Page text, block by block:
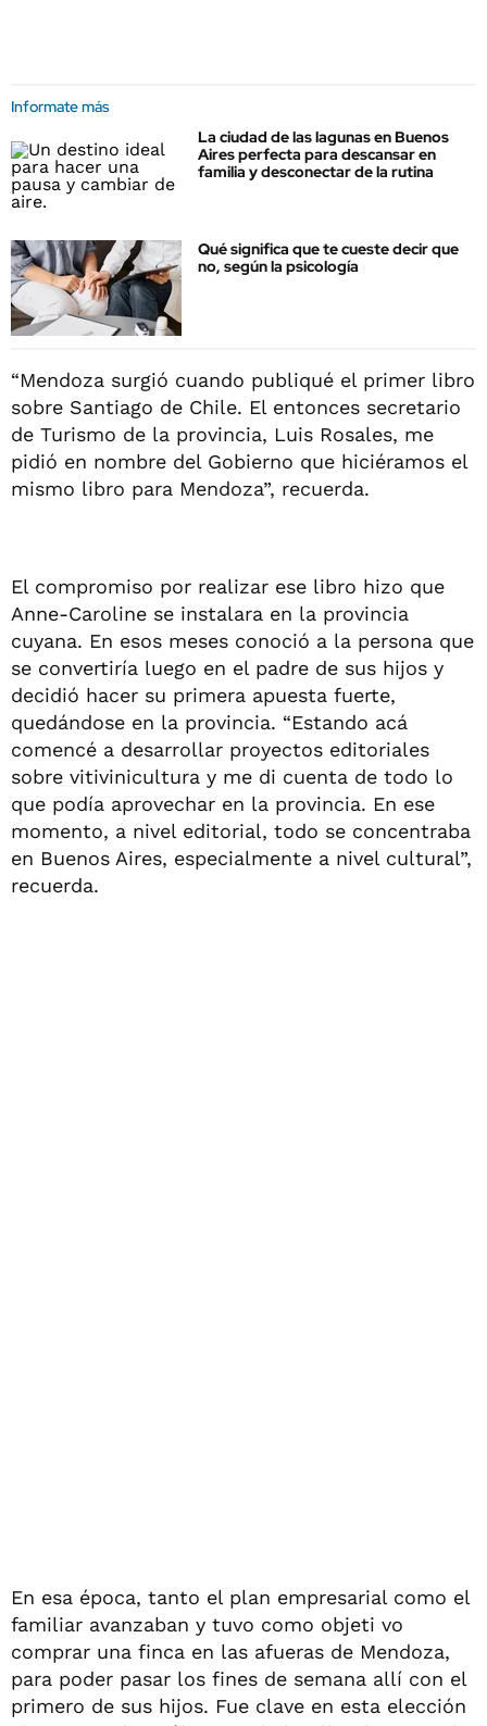
Informate más
La ciudad de las lagunas en Buenos
Aires perfecta para descansar en
familia y desconectar de la rutina
Qué significa que te cueste decir que
no, según la psicología
“Mendoza surgió cuando publiqué el primer libro
sobre Santiago de Chile. El entonces secretario
de Turismo de la provincia, Luis Rosales, me
pidió en nombre del Gobierno que hiciéramos el
mismo libro para Mendoza”, recuerda.
El compromiso por realizar ese libro hizo que
Anne-Caroline se instalara en la provincia
cuyana. En esos meses conoció a la persona que
se convertiría luego en el padre de sus hijos y
decidió hacer su primera apuesta fuerte,
quedándose en la provincia. “Estando acá
comencé a desarrollar proyectos editoriales
sobre vitivinicultura y me di cuenta de todo lo
que podía aprovechar en la provincia. En ese
momento, a nivel editorial, todo se concentraba
en Buenos Aires, especialmente a nivel cultural”,
recuerda.
En esa época, tanto el plan empresarial como el
familiar avanzaban y tuvo como objeti vo
comprar una finca en las afueras de Mendoza,
para poder pasar los fines de semana allí con el
primero de sus hijos. Fue clave en esta elección